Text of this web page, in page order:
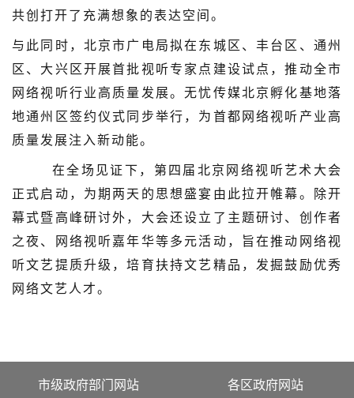
共创打开了充满想象的表达空间。
与此同时，北京市广电局拟在东城区、丰台区、通州
区、大兴区开展首批视听专家点建设试点，推动全市
网络视听行业高质量发展。无忧传媒北京孵化基地落
地通州区签约仪式同步举行，为首都网络视听产业高
质量发展注入新动能。
在全场见证下，第四届北京网络视听艺术大会
正式启动，为期两天的思想盛宴由此拉开帷幕。除开
幕式暨高峰研讨外，大会还设立了主题研讨、创作者
之夜、网络视听嘉年华等多元活动，旨在推动网络视
听文艺提质升级，培育扶持文艺精品，发掘鼓励优秀
网络文艺人才。
市级政府部门网站 各区政府网站